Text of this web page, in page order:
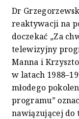
Dr
reaktywacji na
doczekać „Za
telewizyjny
Manna i
w latach
młodego
programu”
nawiązującej do